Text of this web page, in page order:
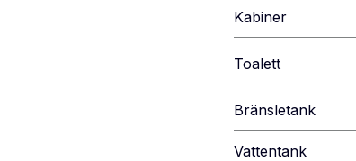
Kabiner
Toalett
Bränsletank
Vattentank